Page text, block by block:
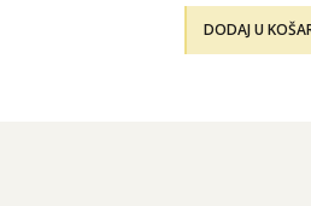
DODAJ U